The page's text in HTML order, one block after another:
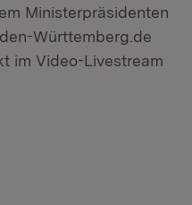
Ministerpräsidenten
Württemberg.de
im Video-Livestream